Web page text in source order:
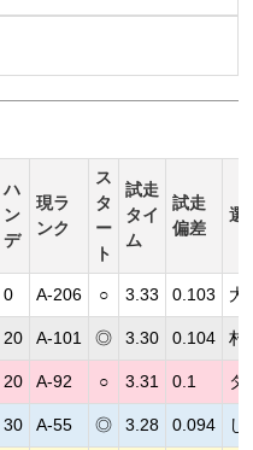
ハ
ン
デ
現ラ
ンク
ス
タ
ー
ト
試走
タイ
ム
試走
偏差
選
0 A-206 ○ 3.33 0.103 大
20 A-101 ◎ 3.30 0.104 村
20 A-92 ○ 3.31 0.1 タ
30 A-55 ◎ 3.28 0.094 し